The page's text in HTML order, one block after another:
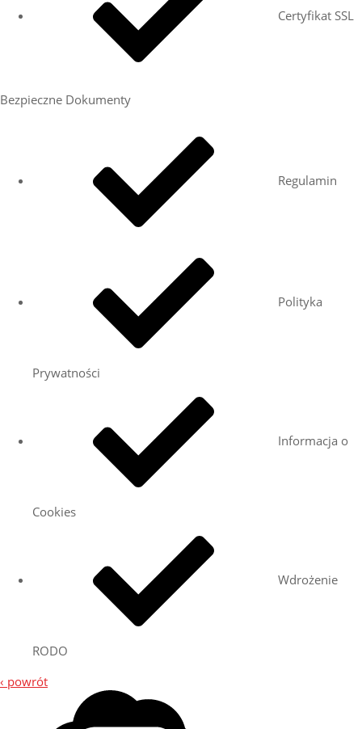
Certyfikat SSL
Bezpieczne Dokumenty
Regulamin
Polityka
Prywatności
Informacja o
Cookies
Wdrożenie
RODO
‹ powrót